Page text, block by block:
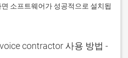
contractor 사용 방법 -